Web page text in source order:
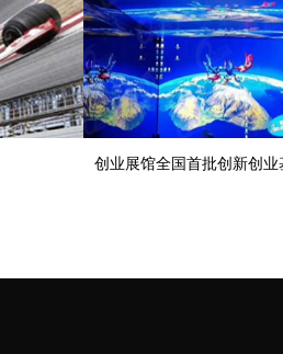
创业展馆全国首批创新创业基地展示中心